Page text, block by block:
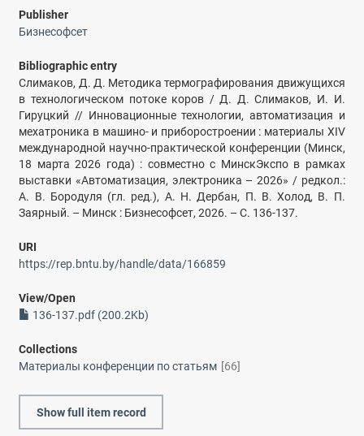
Publisher
Бизнесофсет
Bibliographic entry
Слимаков, Д. Д. Методика термографирования движущихся
в технологическом потоке коров / Д. Д. Слимаков, И. И.
Гируцкий // Инновационные технологии, автоматизация и
мехатроника в машино- и приборостроении : материалы ХIV
международной научно-практической конференции (Минск,
18 марта 2026 года) : совместно с МинскЭкспо в рамках
выставки «Автоматизация, электроника – 2026» / редкол.:
А. В. Бородуля (гл. ред.), А. Н. Дербан, П. В. Холод, В. П.
Заярный. – Минск : Бизнесофсет, 2026. – С. 136-137.
URI
https://rep.bntu.by/handle/data/166859
View/Open
136-137.pdf (200.2Kb)
Collections
Материалы конференции по статьям [66]
Show full item record